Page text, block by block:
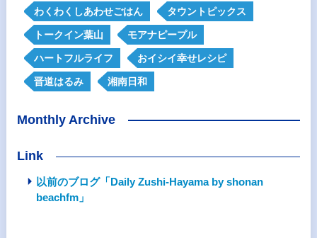
わくわくしあわせごはん タウントピックス
トークイン葉山 モアナピープル
ハートフルライフ おイシイ幸せレシピ
晋道はるみ 湘南日和
Monthly Archive
Link
以前のブログ「Daily Zushi-Hayama by shonan
beachfm」